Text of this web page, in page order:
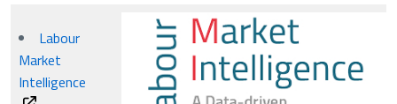
Labour
Market
Intelligence